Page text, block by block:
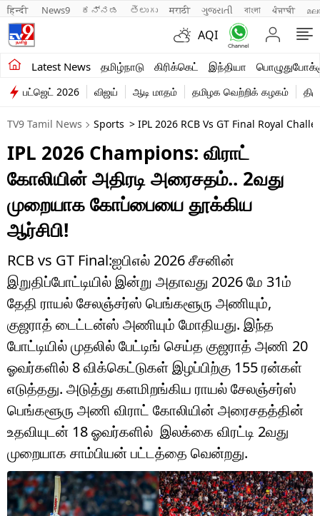
हिन्दी News9 ಕನ್ನಡ తెలుగు मराठी ગુજરાતી বাংলা ਪੰਜਾਬੀ
AQI
Latest News தமிழ்நாடு கிரிக்கெட் இந்தியா
சமீபத்திய செய்திகள்
தமிழ்நாடு
இந்தியா
உலகம்
பொழுதுபோக்கு
லைஃப்ஸ்டைல்
வணிகம்
டெக்னாலஜி
ஆன்மீகம்
வைரல்
ஹெஃல்த்
ஷார்ட் வீடியோஸ்
வலை கதைகள்
பட்ஜெட் 2026 விஜய் ஆடி மாதம் தமிழக வெற்றிக் கழகம்
TV9 Tamil News Sports > IPL 2026 RCB Vs GT Final Royal
IPL 2026 Champions: விராட்
கோலியின் அதிரடி அரைசதம்.. 2வது
முறையாக கோப்பையை தூக்கிய
ஆர்சிபி!
RCB vs GT Final:ஐபிஎல் 2026 சீசனின்
இறுதிப்போட்டியில் இன்று அதாவது 2026 மே 31ம்
தேதி ராயல் சேலஞ்சர்ஸ் பெங்களூரு அணியும்,
குஜராத் டைட்டன்ஸ் அணியும் மோதியது. இந்த
போட்டியில் முதலில் பேட்டிங் செய்த குஜராத் அணி 20
ஓவர்களில் 8 விக்கெட்டுகள் இழப்பிற்கு 155 ரன்கள்
எடுத்தது. அடுத்து களமிறங்கிய ராயல் சேலஞ்சர்ஸ்
பெங்களூரு அணி விராட் கோலியின் அரைசதத்தின்
உதவியுடன் 18 ஓவர்களில் இலக்கை விரட்டி 2வது
முறையாக சாம்பியன் பட்டத்தை வென்றது.